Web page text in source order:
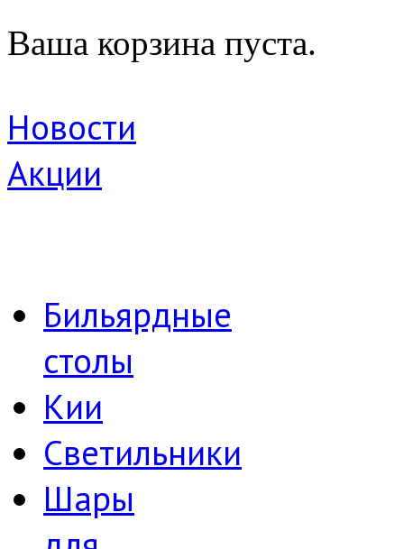
Ваша корзина пуста.
Новости
Акции
Бильярдные
столы
Кии
Светильники
Шары